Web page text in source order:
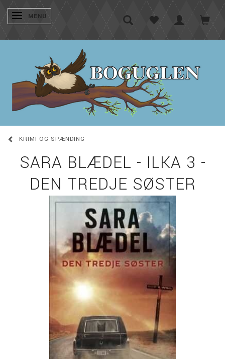
SKIFTE NAVIGATION
MENU
KRIMI OG SPÆNDING
SARA BLÆDEL - ILKA 3 -
DEN TREDJE SØSTER